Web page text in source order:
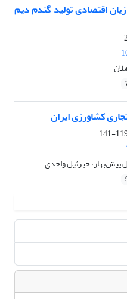
اقتصادی تولید گندم دیم
کشاورزی ایران
119-
پیش‌بهار، جبرئیل واحدی